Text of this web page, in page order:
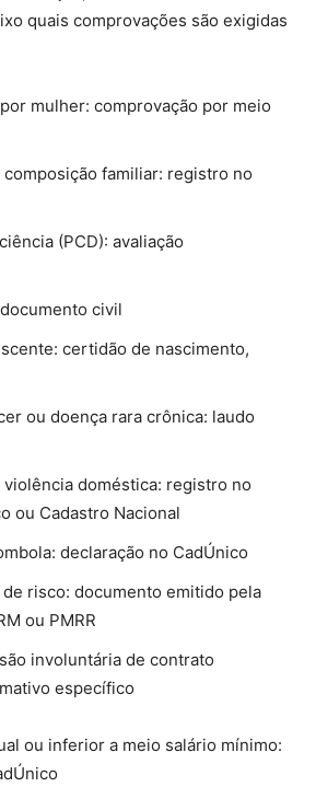
quais comprovações são exigidas
mulher: comprovação por meio
composição familiar: registro no
(PCD): avaliação
civil
certidão de nascimento,
ou doença rara crônica: laudo
doméstica: registro no
ou Cadastro Nacional
declaração no CadÚnico
risco: documento emitido pela
ou PMRR
involuntária de contrato
específico
ou inferior a meio salário mínimo: